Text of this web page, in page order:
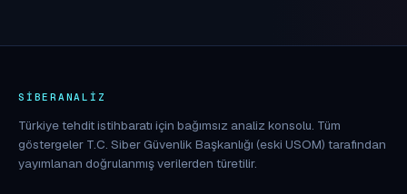
SIBERANALIZ
Türkiye tehdit istihbaratı için bağımsız analiz konsolu. Tüm
göstergeler T.C. Siber Güvenlik Başkanlığı (eski USOM) tarafından
yayımlanan doğrulanmış verilerden türetilir.